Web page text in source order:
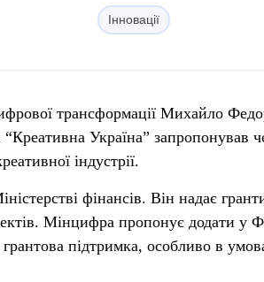
Інновації
трансформації Михайло
Україна” запропонував
індустрії.
фінансів. Він надає
Мінцифра пропонує додати у
підтримка, особливо в